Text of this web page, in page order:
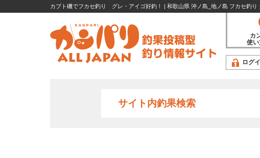
カブト磯でフカセ釣り グレ・アイゴ好釣！ | 和歌山県 沖ノ島_地ノ島 フカセ釣
カ
使
ログ
サイト内釣果検索